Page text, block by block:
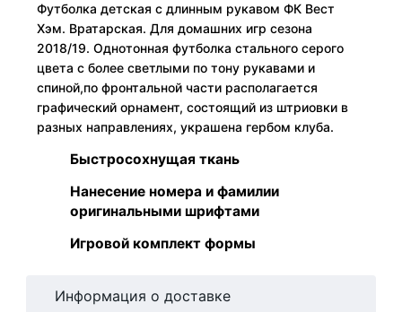
Футболка детская с длинным рукавом ФК Вест
Хэм. Вратарская. Для домашних игр сезона
2018/19. Однотонная футболка стального серого
цвета с более светлыми по тону рукавами и
спиной,по фронтальной части располагается
графический орнамент, состоящий из штриовки в
разных направлениях, украшена гербом клуба.
Быстросохнущая ткань
Нанесение номера и фамилии
оригинальными шрифтами
Игровой комплект формы
Информация о доставке